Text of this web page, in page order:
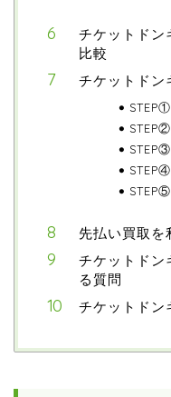
チケットドン
比較
チケットドン
先払い買取を
チケットドン
る質問
チケットドン